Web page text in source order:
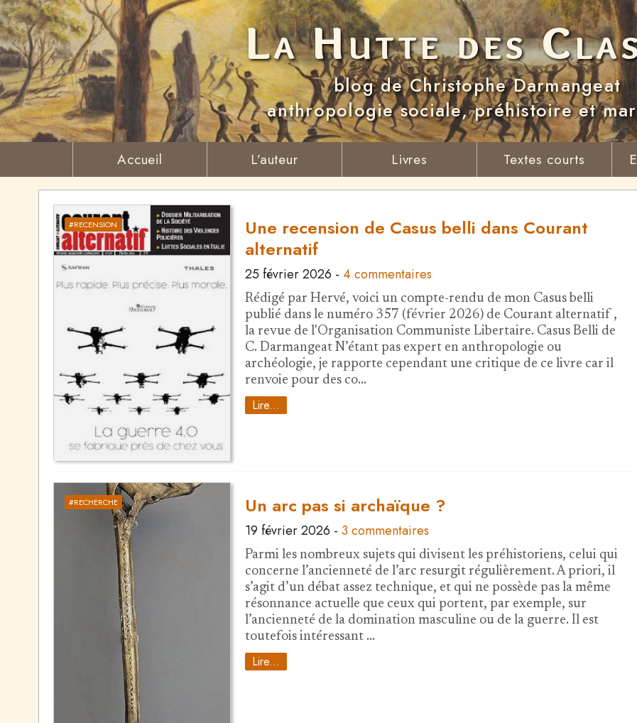
La Hutte des
blog de Christophe Darmangeat
anthropologie sociale, préhistoire et
Accueil L’auteur Livres Textes courts
#RECENSION
Une recension de Casus belli dans Courant
alternatif
25 février 2026 - 4 commentaires
Rédigé par Hervé, voici un compte-rendu de mon Casus belli
publié dans le numéro 357 (février 2026) de Courant alternatif ,
la revue de l'Organisation Communiste Libertaire. Casus Belli de
C. Darmangeat N’étant pas expert en anthropologie ou
archéologie, je rapporte cependant une critique de ce livre car il
renvoie pour des co…
Lire...
#RECHERCHE Un arc pas si archaïque ?
19 février 2026 - 3 commentaires
Parmi les nombreux sujets qui divisent les préhistoriens, celui qui
concerne l’ancienneté de l’arc resurgit régulièrement. A priori, il
s’agit d’un débat assez technique, et qui ne possède pas la même
résonnance actuelle que ceux qui portent, par exemple, sur
l’ancienneté de la domination masculine ou de la guerre. Il est
toutefois intéressant …
Lire...